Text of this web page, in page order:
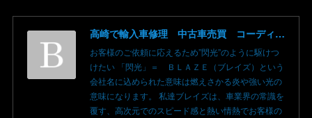
高崎で輸入車修理 中古車売買 コーディングならBLAZE（ブレイズ）へ│BLAZE Total Car Support & Modify in Takasaki Gunma
お客様のご依頼に応えるため”閃光”のように駆けつ
けたい 「閃光」＝ ＢＬＡＺＥ（ブレイズ）という
会社名に込められた意味は燃えさかる炎や強い光の
意味になります。 私達ブレイズは、車業界の常識を
覆す、高次元でのスピード感と熱い情熱でお客様の